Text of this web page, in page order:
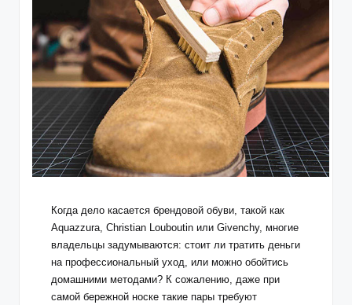
Когда дело касается брендовой обуви, такой как
Aquazzura, Christian Louboutin или Givenchy, многие
владельцы задумываются: стоит ли тратить деньги
на профессиональный уход, или можно обойтись
домашними методами? К сожалению, даже при
самой бережной носке такие пары требуют